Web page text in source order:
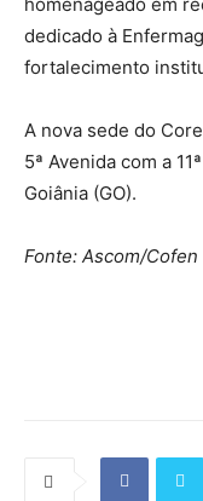
dedicado à
fortalecimento
A nova sede do
5ª Avenida com a
Goiânia (GO).
Fonte: Ascom/Cofen